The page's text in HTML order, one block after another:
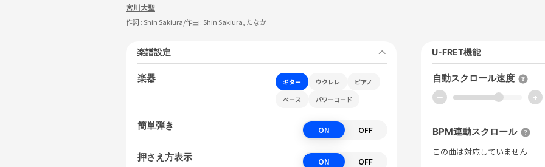
宮川大聖
作詞 :Shin Sakiura/作曲 :Shin Sakiura, たなか
楽譜設定
楽器 ギター ウクレレ
ピアノ
ベース
パワーコード
簡単弾き ON OFF
押さえ方表示 ON OFF
U-FRET機能
自動スクロール速度
ー +
BPM連動スクロール
この曲は対応していません